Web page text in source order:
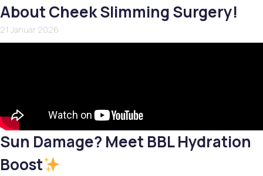
About Cheek Slimming Surgery!
21 Januar 2026
Sun Damage? Meet BBL Hydration
Boost